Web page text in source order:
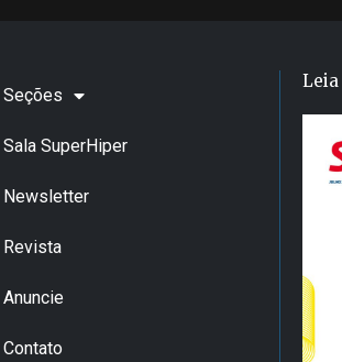
Seções
Sala SuperHiper
Newsletter
Revista
Anuncie
Contato